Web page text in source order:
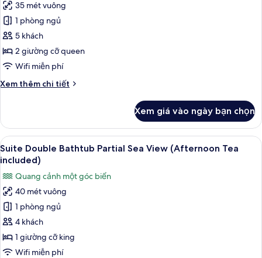
(Afternoon
Tea
cả
ảnh
Executive
Family
with
(Afternoon
35 mét vuông
1 phòng ngủ
5 khách
2 giường cỡ queen
Wifi miễn phí
Xem thêm chi tiết
Chi
Executive
Family
with
Window
(Afternoon
Tea
included)
Xem giá vào ngày bạn chọn
Xem
tất
ảnh
Suite
Double
Bathtub
Partial
Sea
Suite Double Bathtub Partial Sea
12
Suite Double Bathtub Partial Sea View (Afternoon Tea
included)
Quang cảnh một góc biển
40 mét vuông
1 phòng ngủ
4 khách
1 giường cỡ king
Wifi miễn phí